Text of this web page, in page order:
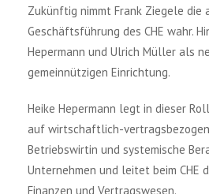
Zukünftig nimmt Frank Ziegele die
Geschäftsführung des CHE wahr.
Hepermann und Ulrich Müller als
gemeinnützigen Einrichtung.
Heike Hepermann legt in dieser
auf wirtschaftlich-
Betriebswirtin und systemische
Unternehmen und leitet beim CHE
Finanzen und Vertragswesen.